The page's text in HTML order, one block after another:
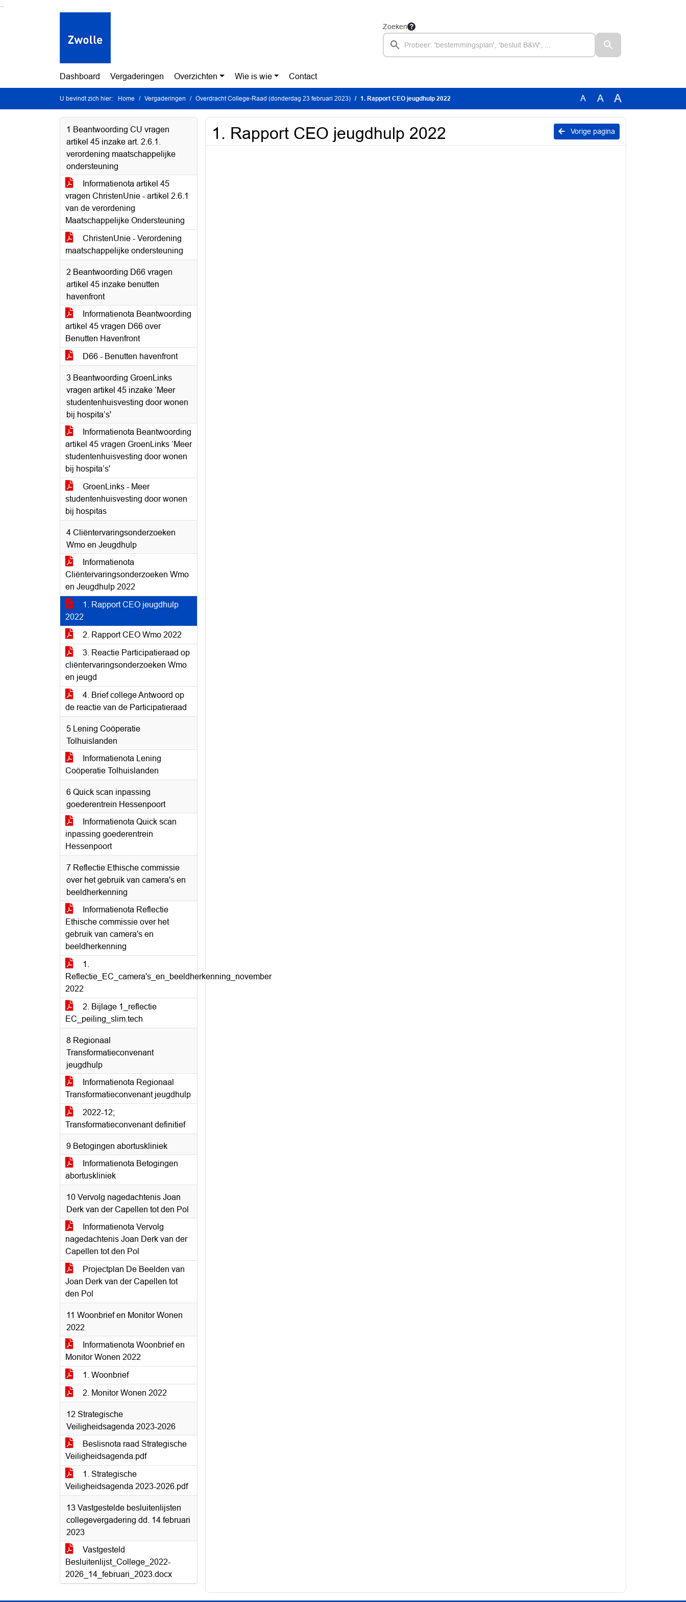
Ga naar de inhoud van deze pagina
Ga naar het zoeken
Ga naar het menu
Zoeken
Dashboard Vergaderingen Overzichten Wie is wie Contact
U bevindt zich hier: Home Vergaderingen Overdracht College-Raad (donderdag 23 februari 2023) 1. Rapport CEO jeugdhulp 2022 A A A
1 Beantwoording CU vragen
artikel 45 inzake art. 2.6.1.
verordening maatschappelijke
ondersteuning
Informatienota artikel 45
vragen ChristenUnie - artikel 2.6.1
van de verordening
Maatschappelijke Ondersteuning
ChristenUnie - Verordening
maatschappelijke ondersteuning
2 Beantwoording D66 vragen
artikel 45 inzake benutten
havenfront
Informatienota Beantwoording
artikel 45 vragen D66 over
Benutten Havenfront
D66 - Benutten havenfront
3 Beantwoording GroenLinks
vragen artikel 45 inzake ‘Meer
studentenhuisvesting door wonen
bij hospita’s'
Informatienota Beantwoording
artikel 45 vragen GroenLinks ‘Meer
studentenhuisvesting door wonen
bij hospita’s'
GroenLinks - Meer
studentenhuisvesting door wonen
bij hospitas
4 Cliëntervaringsonderzoeken
Wmo en Jeugdhulp
Informatienota
Cliëntervaringsonderzoeken Wmo
en Jeugdhulp 2022
1. Rapport CEO jeugdhulp
2022
2. Rapport CEO Wmo 2022
3. Reactie Participatieraad op
cliëntervaringsonderzoeken Wmo
en jeugd
4. Brief college Antwoord op
de reactie van de Participatieraad
5 Lening Coöperatie
Tolhuislanden
Informatienota Lening
Coöperatie Tolhuislanden
6 Quick scan inpassing
goederentrein Hessenpoort
Informatienota Quick scan
inpassing goederentrein
Hessenpoort
7 Reflectie Ethische commissie
over het gebruik van camera's en
beeldherkenning
Informatienota Reflectie
Ethische commissie over het
gebruik van camera's en
beeldherkenning
1.
Reflectie_EC_camera's_en_beeldherkenning_november
2022
2. Bijlage 1_reflectie
EC_peiling_slim.tech
8 Regionaal
Transformatieconvenant
jeugdhulp
Informatienota Regionaal
Transformatieconvenant jeugdhulp
2022-12;
Transformatieconvenant definitief
9 Betogingen abortuskliniek
Informatienota Betogingen
abortuskliniek
10 Vervolg nagedachtenis Joan
Derk van der Capellen tot den Pol
Informatienota Vervolg
nagedachtenis Joan Derk van der
Capellen tot den Pol
Projectplan De Beelden van
Joan Derk van der Capellen tot
den Pol
11 Woonbrief en Monitor Wonen
2022
Informatienota Woonbrief en
Monitor Wonen 2022
1. Woonbrief
2. Monitor Wonen 2022
12 Strategische
Veiligheidsagenda 2023-2026
Beslisnota raad Strategische
Veiligheidsagenda.pdf
1. Strategische
Veiligheidsagenda 2023-2026.pdf
13 Vastgestelde besluitenlijsten
collegevergadering dd. 14 februari
2023
Vastgesteld
Besluitenlijst_College_2022-
2026_14_februari_2023.docx
Vorige pagina
1. Rapport CEO jeugdhulp 2022